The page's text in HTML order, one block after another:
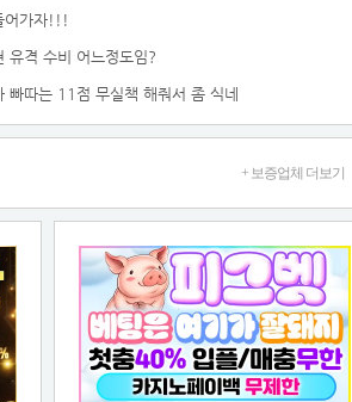
어가자!!!
유격 수비 어느정도임?
빠따는 11점 무실책 해줘서 좀 식네
+ 보증업체 더보기